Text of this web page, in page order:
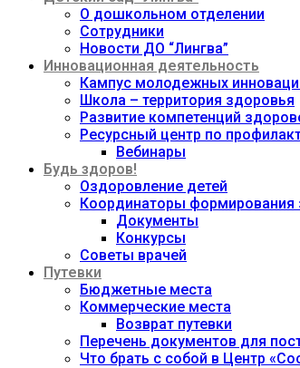
О дошкольном отделении
Сотрудники
Новости ДО “Лингва”
Инновационная деятельность
Кампус молодежных
Школа – территория здоровья
Развитие компетенций
Ресурсный центр по
Вебинары
Будь здоров!
Оздоровление детей
Координаторы формирования
Документы
Конкурсы
Советы врачей
Путевки
Бюджетные места
Коммерческие места
Возврат путевки
Перечень документов для
Что брать с собой в Центр